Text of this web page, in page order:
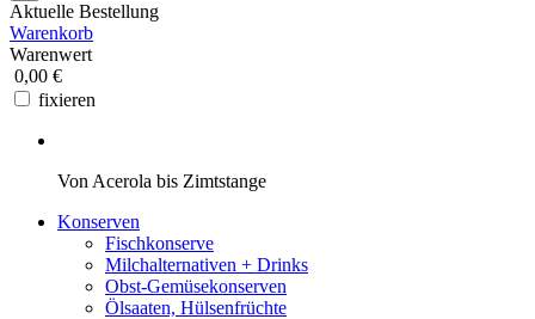
Aktuelle Bestellung
Warenkorb
Warenwert
0,00 €
fixieren
Von Acerola bis Zimtstange
Konserven
Fischkonserve
Milchalternativen + Drinks
Obst-Gemüsekonserven
Ölsaaten, Hülsenfrüchte